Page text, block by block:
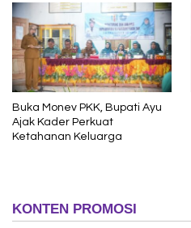
Buka Monev PKK, Bupati Ayu
Ajak Kader Perkuat
Ketahanan Keluarga